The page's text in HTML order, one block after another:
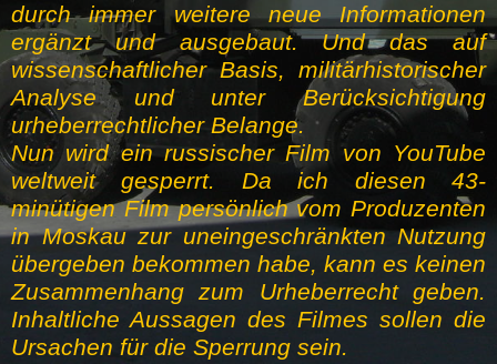
durch immer weitere neue Informationen
ergänzt und ausgebaut. Und das auf
wissenschaftlicher Basis, militärhistorischer
Analyse und unter Berücksichtigung
urheberrechtlicher Belange.
Nun wird ein russischer Film von YouTube
weltweit gesperrt. Da ich diesen 43-
minütigen Film persönlich vom Produzenten
in Moskau zur uneingeschränkten Nutzung
übergeben bekommen habe, kann es keinen
Zusammenhang zum Urheberrecht geben.
Inhaltliche Aussagen des Filmes sollen die
Ursachen für die Sperrung sein.